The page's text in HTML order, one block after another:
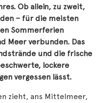
Ob allein, zu zweit,
– für die meisten
Sommerferien
Meer verbunden. Das
und die frische
lockere
vergessen lässt.
zieht, ans Mittelmeer,